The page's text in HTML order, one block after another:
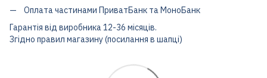
Оплата частинами ПриватБанк та МоноБанк
Гарантія від виробника 12-36 місяців.
Згідно правил магазину (посилання в шапці)